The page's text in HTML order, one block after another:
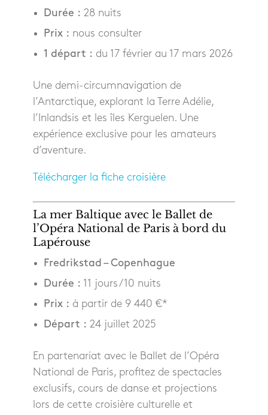
Durée : 28 nuits
Prix : nous consulter
1 départ : du 17 février au 17 mars 2026
Une demi-circumnavigation de
l’Antarctique, explorant la Terre Adélie,
l’Inlandsis et les îles Kerguelen. Une
expérience exclusive pour les amateurs
d’aventure.
Télécharger la fiche croisière
La mer Baltique avec le Ballet de
l’Opéra National de Paris à bord du
Lapérouse
Fredrikstad – Copenhague
Durée : 11 jours / 10 nuits
Prix : à partir de 9 440 €*
Départ : 24 juillet 2025
En partenariat avec le Ballet de l’Opéra
National de Paris, profitez de spectacles
exclusifs, cours de danse et projections
lors de cette croisière culturelle et